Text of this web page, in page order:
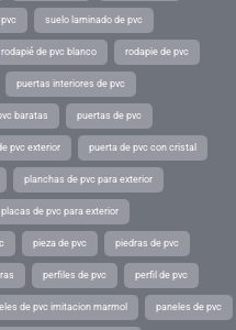
suelo laminado de pvc
rodapié de pvc blanco rodapie de pvc
puertas interiores de pvc
baratas puertas de pvc
pvc exterior puerta de pvc con cristal
planchas de pvc para exterior
placas de pvc para exterior
pieza de pvc piedras de pvc
perfiles de pvc perfil de pvc
de pvc imitacion marmol paneles de pvc